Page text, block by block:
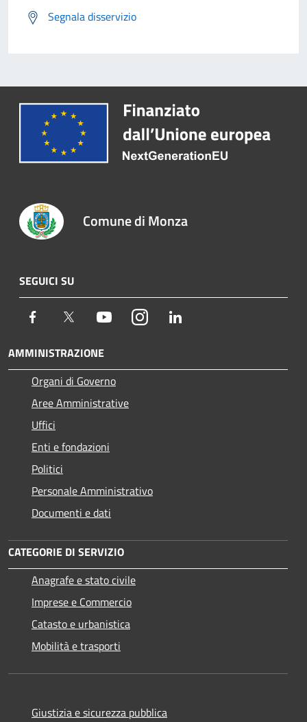
Segnala disservizio
Comune di Monza
SEGUICI SU
Facebook Twitter YoutubeInstagram
AMMINISTRAZIONE
Organi di Governo
Aree Amministrative
Uffici
Enti e fondazioni
Politici
Personale Amministrativo
Documenti e dati
CATEGORIE DI SERVIZIO
Anagrafe e stato civile
Imprese e Commercio
Catasto e urbanistica
Mobilità e trasporti
Giustizia e sicurezza pubblica